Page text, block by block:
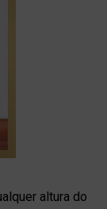
altura do